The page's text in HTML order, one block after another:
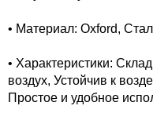
• Материал: Oxford,
• Характеристики:
воздух, Устойчив к
Простое и удобное